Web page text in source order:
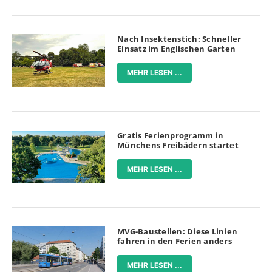
Nach Insektenstich: Schneller
Einsatz im Englischen Garten
MEHR LESEN ...
Gratis Ferienprogramm in
Münchens Freibädern startet
MEHR LESEN ...
MVG-Baustellen: Diese Linien
fahren in den Ferien anders
MEHR LESEN ...